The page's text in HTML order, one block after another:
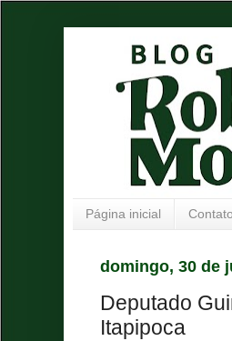
Página inicial Contato
domingo, 30 de
Deputado
Itapipoca